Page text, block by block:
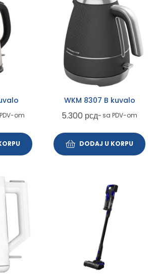
om
WKM 8307 B kuvalo
5.300 рсд~ sa PDV-om
DODAJ U KORPU